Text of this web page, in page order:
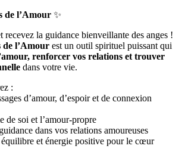
de l’Amour ✨
la guidance bienveillante des anges !
de l’Amour est un outil spirituel puissant qui
renforcer vos relations et trouver
dans votre vie.
:
d’amour, d’espoir et de connexion
de soi et l’amour-propre
dans vos relations amoureuses
et énergie positive pour le cœur